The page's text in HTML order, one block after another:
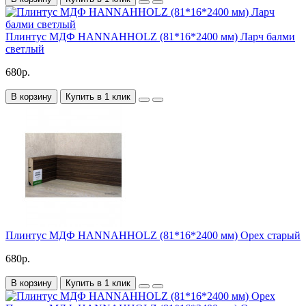
Плинтус МДФ HANNAHHOLZ (81*16*2400 мм) Ларч балми
светлый
680р.
В корзину Купить в 1 клик
Плинтус МДФ HANNAHHOLZ (81*16*2400 мм) Орех старый
680р.
В корзину Купить в 1 клик